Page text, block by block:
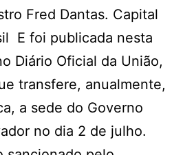
Fred Dantas. Capital
E foi publicada nesta
Diário Oficial da União,
transfere, anualmente,
a sede do Governo
no dia 2 de julho.